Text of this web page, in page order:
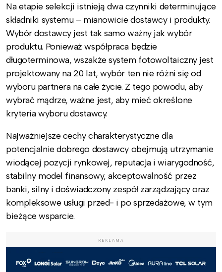
Na etapie selekcji istnieją dwa czynniki determinujące
składniki systemu – mianowicie dostawcy i produkty.
Wybór dostawcy jest tak samo ważny jak wybór
produktu. Ponieważ współpraca będzie
długoterminowa, wszakże system fotowoltaiczny jest
projektowany na 20 lat, wybór ten nie różni się od
wyboru partnera na całe życie. Z tego powodu, aby
wybrać mądrze, ważne jest, aby mieć określone
kryteria wyboru dostawcy.
Najważniejsze cechy charakterystyczne dla
potencjalnie dobrego dostawcy obejmują utrzymanie
wiodącej pozycji rynkowej, reputacja i wiarygodność,
stabilny model finansowy, akceptowalność przez
banki, silny i doświadczony zespół zarządzający oraz
kompleksowe usługi przed- i po sprzedażowe, w tym
bieżące wsparcie.
REKLAMA